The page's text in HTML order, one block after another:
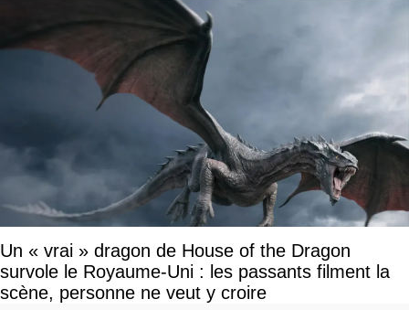
Un « vrai » dragon de House of the Dragon
survole le Royaume-Uni : les passants filment la
scène, personne ne veut y croire